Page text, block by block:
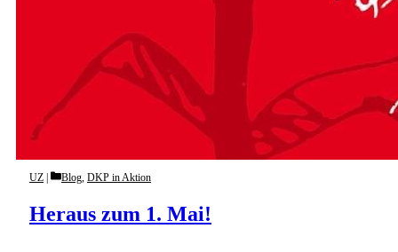
Heraus zum 1. Mai!
UZ Categories
Blog DKP in Aktion